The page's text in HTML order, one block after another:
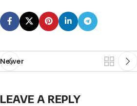
Newer
LEAVE A REPLY